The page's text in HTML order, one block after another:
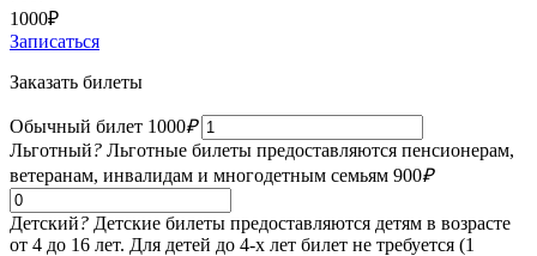
1000₽
Записаться
Заказать билеты
Обычный билет 1000₽
Льготный? Льготные билеты предоставляются пенсионерам,
ветеранам, инвалидам и многодетным семьям 900₽
Детский? Детские билеты предоставляются детям в возрасте
от 4 до 16 лет. Для детей до 4-х лет билет не требуется (1